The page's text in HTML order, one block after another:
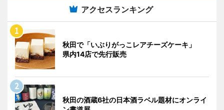
アクセスランキング
秋田で「いぶりがっこレアチーズケーキ」
県内14店で先行販売
秋田の酒蔵6社の日本酒ラベル題材にオンライ